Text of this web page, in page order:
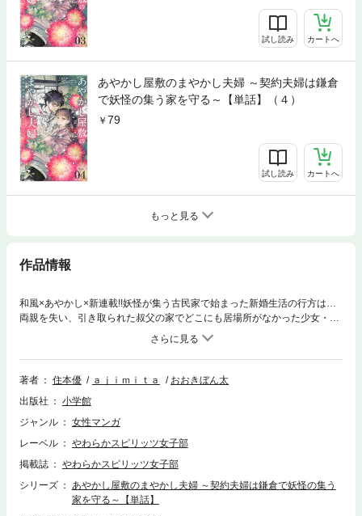
試し読み カートへ
あやかし屋敷のまやかし夫婦 ～契約夫婦は鎌倉
で妖怪の集う家を守る～【単話】（４）
79
試し読み カートへ
もっと見る
作品情報
和風×あやかし×新連載!!妖怪が集う古民家で始まった新婚生活の行方は…
両親を失い、引き取られた叔父の家でどこにも居場所がなかった少女・真
琴に与えられたのは小説家の青年・千尋との仮染めの結婚。しかも新居
は、妖怪が集う古民家で…!?古都・鎌倉を舞台に紡がれるあやかしたちと
契約夫婦の物語、開幕です！
著者
住本優 ａｊｉｍｉｔａ
おおきぼん太
出版社
小学館
ジャンル
女性マンガ
レーベル
やわらかスピリッツ女子部
掲載誌
やわらかスピリッツ女子部
シリーズ
あやかし屋敷のまやかし夫婦 ～契約夫婦は鎌倉で妖怪の集う
家を守る～【単話】